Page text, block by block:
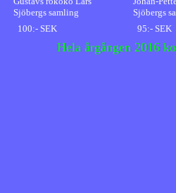
Sjöbergs samling
Sjöbergs
100:- SEK 95:- SEK
Hela årgången